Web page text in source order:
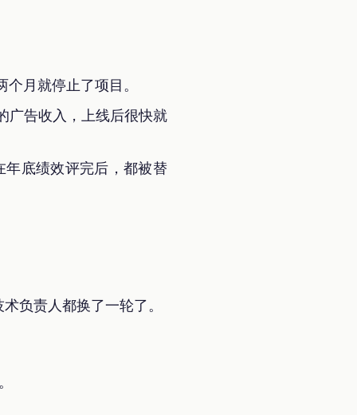
月就停止了项目。
广告收入，上线后很快就
底绩效评完后，都被替
负责人都换了一轮了。